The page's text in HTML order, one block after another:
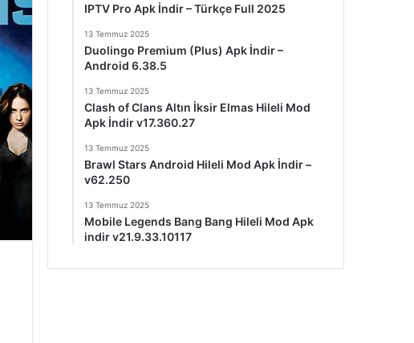
IPTV Pro Apk İndir – Türkçe Full 2025
13 Temmuz 2025
Duolingo Premium (Plus) Apk İndir –
Android 6.38.5
13 Temmuz 2025
Clash of Clans Altın İksir Elmas Hileli Mod
Apk İndir v17.360.27
13 Temmuz 2025
Brawl Stars Android Hileli Mod Apk İndir –
v62.250
13 Temmuz 2025
Mobile Legends Bang Bang Hileli Mod Apk
indir v21.9.33.10117